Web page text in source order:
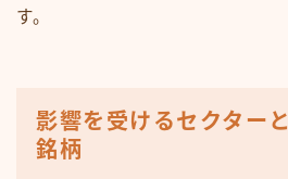
す。
影響を受けるセクター
銘柄